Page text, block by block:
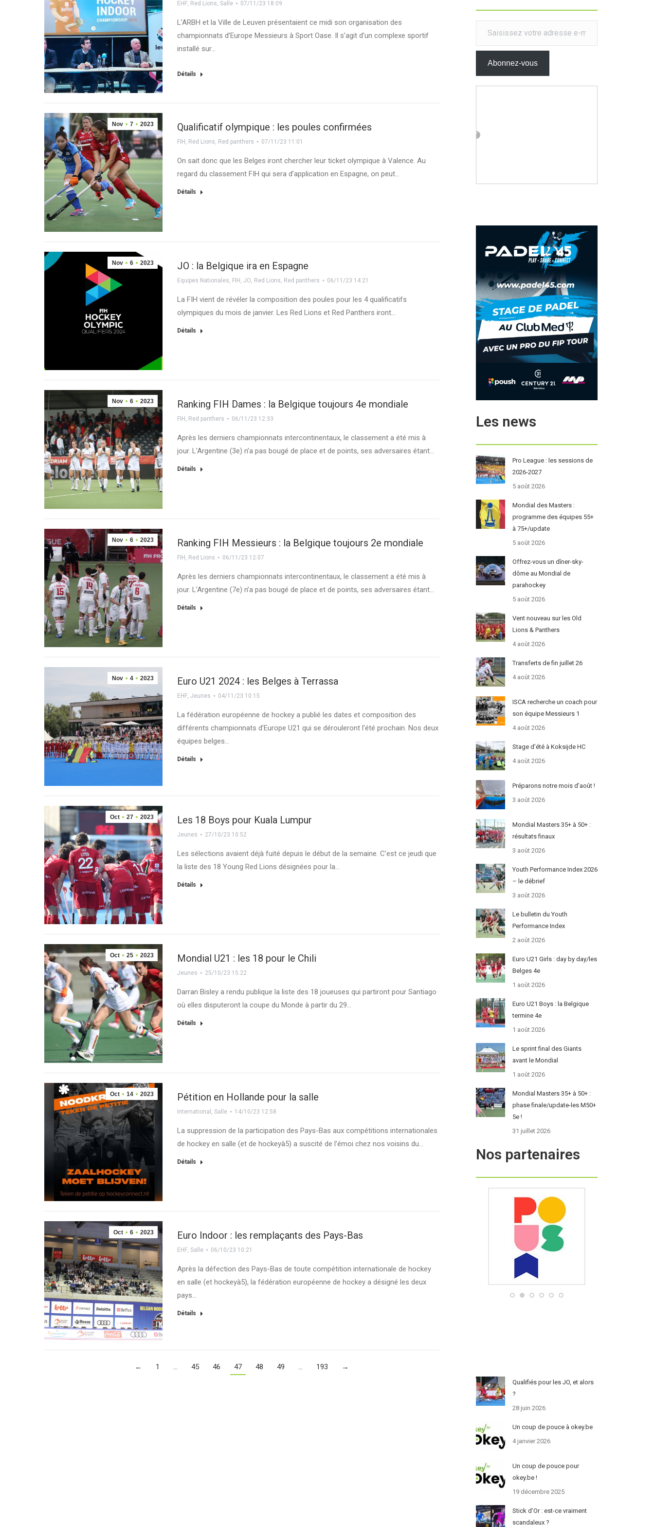
EHF, Red Lions,Salle 07/11/23 18:09
L’ARBH et la Ville de Leuven présentaient ce midi son organisation des
championnats d’Europe Messieurs à Sport Oase. Il s’agit d’un complexe sportif
installé sur…
Détails
Nov 7 2023 Qualificatif olympique : les poules confirmées
FIH , Red Lions, Red panthers 07/11/23 11:01
On sait donc que les Belges iront chercher leur ticket olympique à Valence. Au
regard du classement FIH qui sera d’application en Espagne, on peut…
Détails
Nov 6 2023 JO : la Belgique ira en Espagne
Equipes Nationales, FIH ,JO, Red Lions, Red panthers 06/11/23 14:21
La FIH vient de révéler la composition des poules pour les 4 qualificatifs
olympiques du mois de janvier. Les Red Lions et Red Panthers iront…
Détails
Nov 6 2023 Ranking FIH Dames : la Belgique toujours 4e mondiale
FIH , Red panthers 06/11/23 12:33
Après les derniers championnats intercontinentaux, le classement a été mis à
jour. L’Argentine (3e) n’a pas bougé de place et de points, ses adversaires étant…
Détails
Nov 6 2023 Ranking FIH Messieurs : la Belgique toujours 2e mondiale
FIH , Red Lions 06/11/23 12:07
Après les derniers championnats intercontinentaux, le classement a été mis à
jour. L’Argentine (7e) n’a pas bougé de place et de points, ses adversaires étant…
Détails
Nov 4 2023 Euro U21 2024 : les Belges à Terrassa
EHF,Jeunes 04/11/23 10:15
La fédération européenne de hockey a publié les dates et composition des
différents championnats d’Europe U21 qui se dérouleront l’été prochain. Nos deux
équipes belges…
Détails
Oct 27 2023 Les 18 Boys pour Kuala Lumpur
Jeunes 27/10/23 10:52
Les sélections avaient déjà fuité depuis le début de la semaine. C’est ce jeudi que
la liste des 18 Young Red Lions désignées pour la…
Détails
Oct 25 2023 Mondial U21 : les 18 pour le Chili
Jeunes 25/10/23 15:22
Darran Bisley a rendu publique la liste des 18 joueuses qui partiront pour Santiago
où elles disputeront la coupe du Monde à partir du 29…
Détails
Oct 14 2023 Pétition en Hollande pour la salle
International ,Salle 14/10/23 12:58
La suppression de la participation des Pays-Bas aux compétitions internationales
de hockey en salle (et de hockeyà5) a suscité de l’émoi chez nos voisins du…
Détails
Oct 6 2023 Euro Indoor : les remplaçants des Pays-Bas
EHF,Salle 06/10/23 10:21
Après la défection des Pays-Bas de toute compétition internationale de hockey
en salle (et hockeyà5), la fédération européenne de hockey a désigné les deux
pays…
Détails
← 1 … 45 46 47 48 49 … 193 →
Saisissez votre adresse e-mail…
Abonnez-vous
Les news
Pro League : les sessions de
2026-2027
5 août 2026
Mondial des Masters :
programme des équipes 55+
à 75+/update
5 août 2026
Offrez-vous un dîner-sky-
dôme au Mondial de
parahockey
5 août 2026
Vent nouveau sur les Old
Lions & Panthers
4 août 2026
Transferts de fin juillet 26
4 août 2026
ISCA recherche un coach pour
son équipe Messieurs 1
4 août 2026
Stage d’été à Koksijde HC
4 août 2026
Préparons notre mois d’août !
3 août 2026
Mondial Masters 35+ à 50+ :
résultats finaux
3 août 2026
Youth Performance Index 2026
– le débrief
3 août 2026
Le bulletin du Youth
Performance Index
2 août 2026
Euro U21 Girls : day by day/les
Belges 4e
1 août 2026
Euro U21 Boys : la Belgique
termine 4e
1 août 2026
Le sprint final des Giants
avant le Mondial
1 août 2026
Mondial Masters 35+ à 50+ :
phase finale/update-les M50+
5e !
31 juillet 2026
Nos partenaires
Qualifiés pour les JO, et alors
?
28 juin 2026
Un coup de pouce à okey.be
4 janvier 2026
Un coup de pouce pour
okey.be !
19 décembre 2025
Stick d’Or : est-ce vraiment
scandaleux ?